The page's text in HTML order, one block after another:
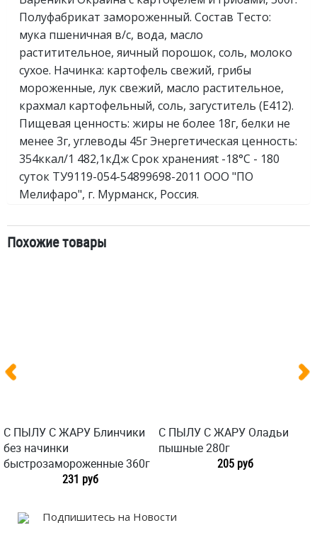
Полуфабрикат замороженный. Состав Тесто:
мука пшеничная в/с, вода, масло
раститительное, яичный порошок, соль, молоко
сухое. Начинка: картофель свежий, грибы
мороженные, лук свежий, масло растительное,
крахмал картофельный, соль, загуститель (Е412).
Пищевая ценность: жиры не более 18г, белки не
менее 3г, углеводы 45г Энергетическая ценность:
354ккал/1 482,1кДж Срок храненияt -18°С - 180
суток ТУ9119-054-54899698-2011 ООО "ПО
Мелифаро", г. Мурманск, Россия.
Похожие товары
С ПЫЛУ С ЖАРУ Блинчики
без начинки
быстрозамороженные 360г
231 руб
С ПЫЛУ С ЖАРУ Оладьи
пышные 280г
205 руб
Подпишитесь на Новости